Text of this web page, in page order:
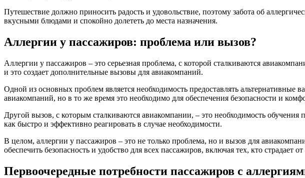
Путешествие должно приносить радость и удовольствие, поэтому забота об
вкусными блюдами и спокойно долететь до места назначения.
Аллергии у пассажиров: проблема или вызов?
Аллергии у пассажиров – это серьезная проблема, с которой сталкиваются
и это создает дополнительные вызовы для авиакомпаний.
Одной из основных проблем является необходимость предоставлять
авиакомпаний, но в то же время это необходимо для обеспечения безопасности и
Другой вызов, с которым сталкиваются авиакомпании, – это необходимость
как быстро и эффективно реагировать в случае необходимости.
В целом, аллергии у пассажиров – это не только проблема, но и вызов для
обеспечить безопасность и удобство для всех пассажиров, включая тех, кто страдает
Первоочередные потребности пассажиров с